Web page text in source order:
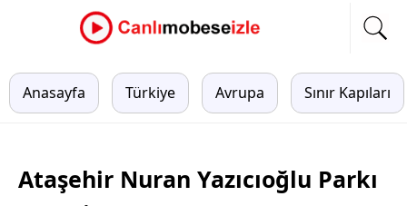
Anasayfa Türkiye Avrupa Sınır Kapıları
Ataşehir Nuran Yazıcıoğlu Parkı